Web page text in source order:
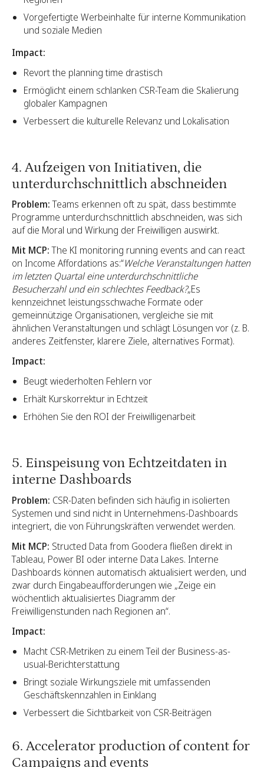
Vorgefertigte Werbeinhalte für interne Kommunikation
und soziale Medien
Impact:
Revort the planning time drastisch
Ermöglicht einem schlanken CSR-Team die Skalierung
globaler Kampagnen
Verbessert die kulturelle Relevanz und Lokalisation
4. Aufzeigen von Initiativen, die
unterdurchschnittlich abschneiden
Problem:Teams erkennen oft zu spät, dass bestimmte
Programme unterdurchschnittlich abschneiden, was sich
auf die Moral und Wirkung der Freiwilligen auswirkt.
Mit MCP:The KI monitoring running events and can react
on Income Affordations as:“Welche Veranstaltungen hatten
im letzten Quartal eine unterdurchschnittliche
Besucherzahl und ein schlechtes Feedback?„Es
kennzeichnet leistungsschwache Formate oder
gemeinnützige Organisationen, vergleiche sie mit
ähnlichen Veranstaltungen und schlägt Lösungen vor (z. B.
anderes Zeitfenster, klarere Ziele, alternatives Format).
Impact:
Beugt wiederholten Fehlern vor
Erhält Kurskorrektur in Echtzeit
Erhöhen Sie den ROI der Freiwilligenarbeit
5. Einspeisung von Echtzeitdaten in
interne Dashboards
Problem: CSR-Daten befinden sich häufig in isolierten
Systemen und sind nicht in Unternehmens-Dashboards
integriert, die von Führungskräften verwendet werden.
Mit MCP: Structed Data from Goodera fließen direkt in
Tableau, Power BI oder interne Data Lakes. Interne
Dashboards können automatisch aktualisiert werden, und
zwar durch Eingabeaufforderungen wie „Zeige ein
wöchentlich aktualisiertes Diagramm der
Freiwilligenstunden nach Regionen an“.
Impact:
Macht CSR-Metriken zu einem Teil der Business-as-
usual-Berichterstattung
Bringt soziale Wirkungsziele mit umfassenden
Geschäftskennzahlen in Einklang
Verbessert die Sichtbarkeit von CSR-Beiträgen
6. Accelerator production of content for
Campaigns and events